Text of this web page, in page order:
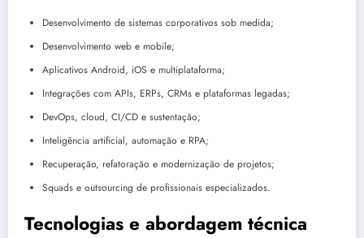
Desenvolvimento de sistemas corporativos sob medida;
Desenvolvimento web e mobile;
Aplicativos Android, iOS e multiplataforma;
Integrações com APIs, ERPs, CRMs e plataformas legadas;
DevOps, cloud, CI/CD e sustentação;
Inteligência artificial, automação e RPA;
Recuperação, refatoração e modernização de projetos;
Squads e outsourcing de profissionais especializados.
Tecnologias e abordagem técnica